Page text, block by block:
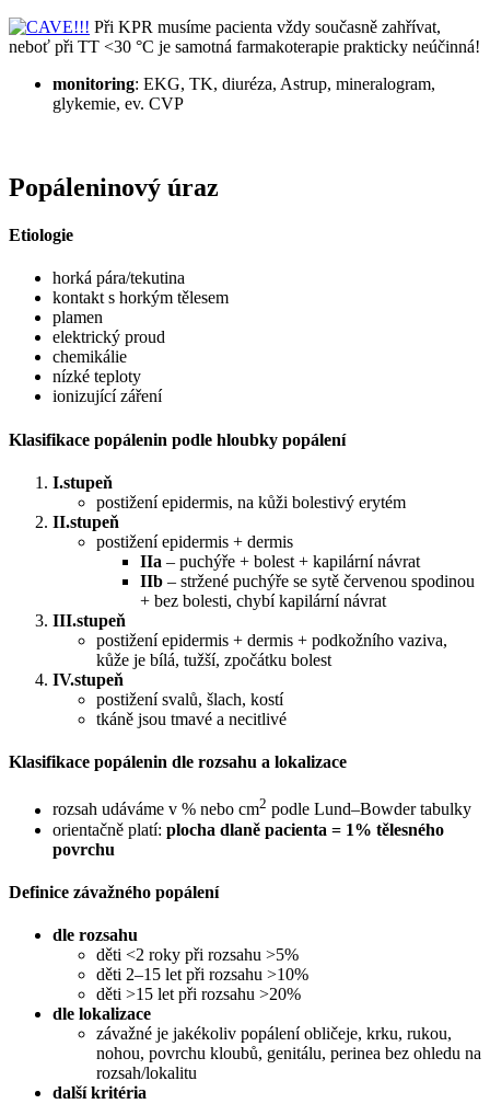
Při KPR musíme pacienta vždy současně zahřívat,
neboť při TT <30 °C je samotná farmakoterapie prakticky neúčinná!
monitoring: EKG, TK, diuréza, Astrup, mineralogram,
glykemie, ev. CVP
Popáleninový úraz
Etiologie
horká pára/tekutina
kontakt s horkým tělesem
plamen
elektrický proud
chemikálie
nízké teploty
ionizující záření
Klasifikace popálenin podle hloubky popálení
I.stupeň
postižení epidermis, na kůži bolestivý erytém
II.stupeň
postižení epidermis + dermis
IIa – puchýře + bolest + kapilární návrat
IIb – stržené puchýře se sytě červenou spodinou
+ bez bolesti, chybí kapilární návrat
III.stupeň
postižení epidermis + dermis + podkožního vaziva,
kůže je bílá, tužší, zpočátku bolest
IV.stupeň
postižení svalů, šlach, kostí
tkáně jsou tmavé a necitlivé
Klasifikace popálenin dle rozsahu a lokalizace
rozsah udáváme v % nebo cm2 podle Lund–Bowder tabulky
orientačně platí: plocha dlaně pacienta = 1% tělesného
povrchu
Definice závažného popálení
dle rozsahu
děti <2 roky při rozsahu >5%
děti 2–15 let při rozsahu >10%
děti >15 let při rozsahu >20%
dle lokalizace
závažné je jakékoliv popálení obličeje, krku, rukou,
nohou, povrchu kloubů, genitálu, perinea bez ohledu na
rozsah/lokalitu
další kritéria